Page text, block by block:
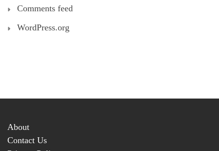
Comments feed
WordPress.org
About
Contact Us